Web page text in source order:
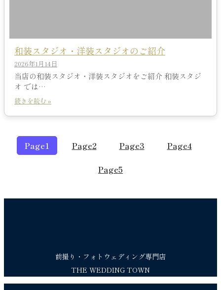
和装スタジオ・洋装スタジオのご紹介
2026年1月14日
当店の和装スタジオ・洋装スタジオをご紹介 和装スタジ
オ では…
続きを読む »
Page1 Page2 Page3 Page4
Page5
前撮り・フォトウェディング専門店
THE WEDDING TOWN